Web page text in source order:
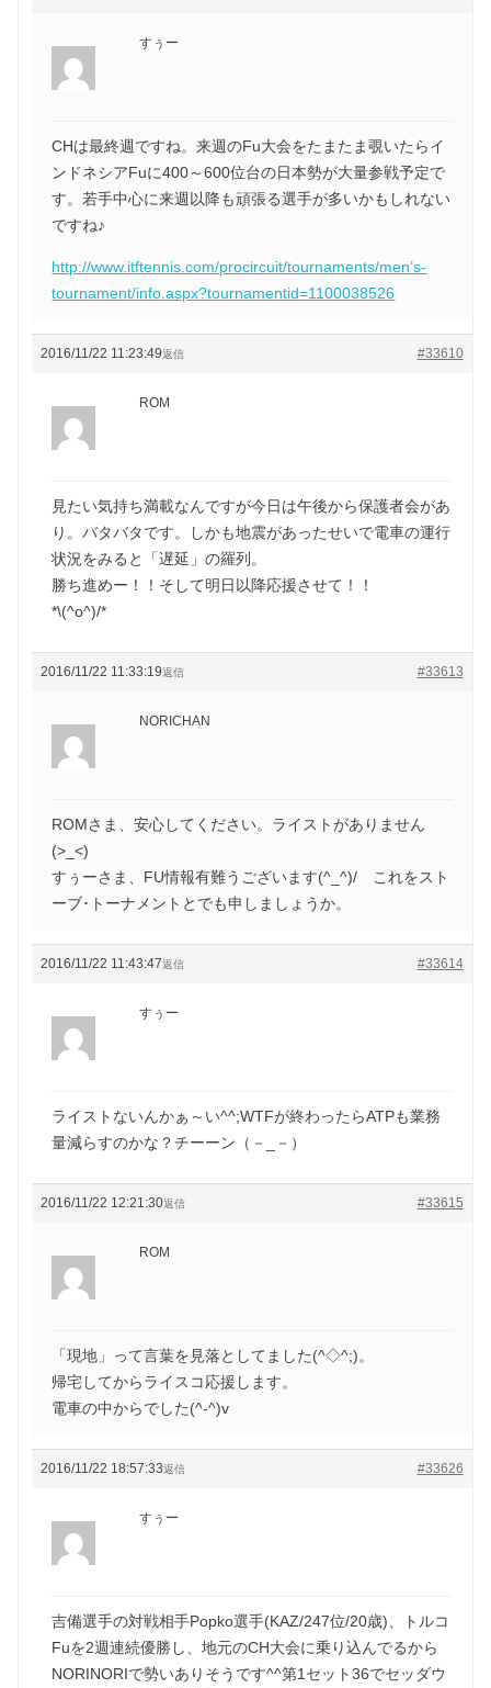
すぅー
CHは最終週ですね。来週のFu大会をたまたま覗いたらイ
ンドネシアFuに400～600位台の日本勢が大量参戦予定で
す。若手中心に来週以降も頑張る選手が多いかもしれない
ですね♪
http://www.itftennis.com/procircuit/tournaments/men’s-
tournament/info.aspx?tournamentid=1100038526
2016/11/22 11:23:49 #33610
返信
ROM
見たい気持ち満載なんですが今日は午後から保護者会があ
り。バタバタです。しかも地震があったせいで電車の運行
状況をみると「遅延」の羅列。
勝ち進めー！！そして明日以降応援させて！！
*\(^o^)/*
2016/11/22 11:33:19 #33613
返信
NORICHAN
ROMさま、安心してください。ライストがありません
(>_<)
すぅーさま、FU情報有難うございます(^_^)/ これをスト
ーブ･トーナメントとでも申しましょうか。
2016/11/22 11:43:47 #33614
返信
すぅー
ライストないんかぁ～い^^;WTFが終わったらATPも業務
量減らすのかな？チーーン（－_－）
2016/11/22 12:21:30 #33615
返信
ROM
「現地」って言葉を見落としてました(^◇^;)。
帰宅してからライスコ応援します。
電車の中からでした(^-^)v
2016/11/22 18:57:33 #33626
返信
すぅー
吉備選手の対戦相手Popko選手(KAZ/247位/20歳)、トルコ
Fuを2週連続優勝し、地元のCH大会に乗り込んでるから
NORINORIで勢いありそうです^^第1セット36でセッダウ